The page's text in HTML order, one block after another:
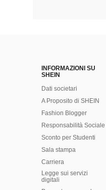
INFORMAZIONI SU
SHEIN
Dati societari
A Proposito di SHEIN
Fashion Blogger
Responsabilità Sociale
Sconto per Studenti
Sala stampa
Carriera
Legge sui servizi
digitali